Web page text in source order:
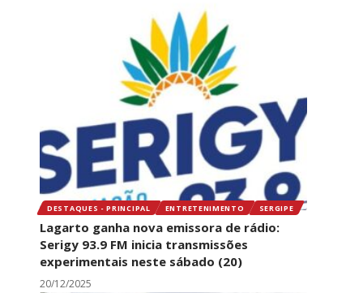
DESTAQUES - PRINCIPAL ENTRETENIMENTO SERGIPE
Lagarto ganha nova emissora de rádio:
Serigy 93.9 FM inicia transmissões
experimentais neste sábado (20)
20/12/2025